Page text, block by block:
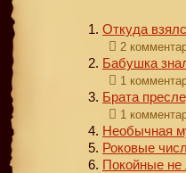
Откуда
2
Бабушка
1
Брата
1
Необычная
Роковые
Покойные